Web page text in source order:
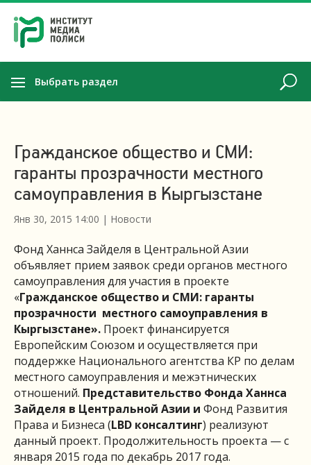
Выбрать раздел
Гражданское общество и СМИ:
гаранты прозрачности местного
самоуправления в Кыргызстане
Янв 30, 2015 14:00 | Новости
Фонд Ханнса Зайделя в Центральной Азии
объявляет прием заявок среди органов местного
самоуправления для участия в проекте
«Гражданское общество и СМИ: гаранты
прозрачности местного самоуправления в
Кыргызстане». Проект финансируется
Европейским Союзом и осуществляется при
поддержке Национального агентства КР по делам
местного самоуправления и межэтнических
отношений. Представительство Фонда Ханнса
Зайделя в Центральной Азии и Фонд Развития
Права и Бизнеса (LBD консалтинг) реализуют
данный проект. Продолжительность проекта — с
января 2015 года по декабрь 2017 года.